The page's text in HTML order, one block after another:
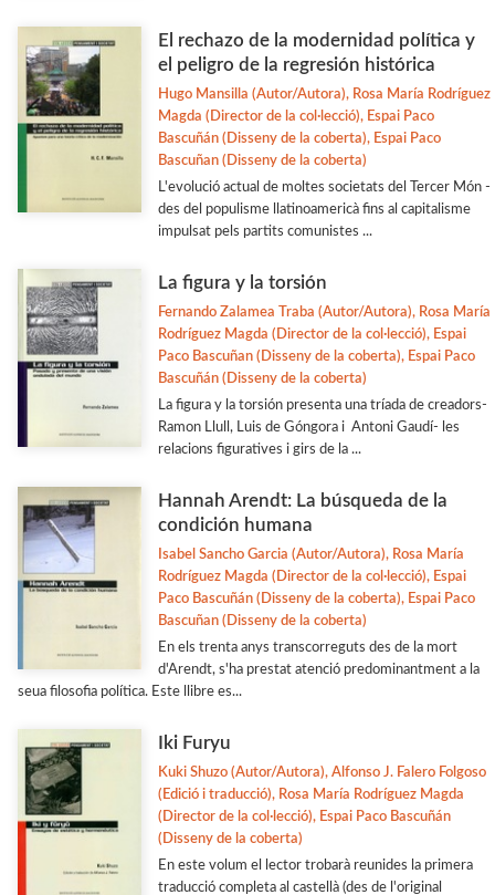
El rechazo de la modernidad política y
el peligro de la regresión histórica
Hugo Mansilla (Autor/Autora), Rosa María Rodríguez
Magda (Director de la col·lecció), Espai Paco
Bascuñán (Disseny de la coberta), Espai Paco
Bascuñan (Disseny de la coberta)
L'evolució actual de moltes societats del Tercer Món -
des del populisme llatinoamericà fins al capitalisme
impulsat pels partits comunistes ...
La figura y la torsión
Fernando Zalamea Traba (Autor/Autora), Rosa María
Rodríguez Magda (Director de la col·lecció), Espai
Paco Bascuñan (Disseny de la coberta), Espai Paco
Bascuñán (Disseny de la coberta)
La figura y la torsión presenta una tríada de creadors-
Ramon Llull, Luis de Góngora i Antoni Gaudí- les
relacions figuratives i girs de la ...
Hannah Arendt: La búsqueda de la
condición humana
Isabel Sancho Garcia (Autor/Autora), Rosa María
Rodríguez Magda (Director de la col·lecció), Espai
Paco Bascuñán (Disseny de la coberta), Espai Paco
Bascuñan (Disseny de la coberta)
En els trenta anys transcorreguts des de la mort
d'Arendt, s'ha prestat atenció predominantment a la
seua filosofia política. Este llibre es...
Iki Furyu
Kuki Shuzo (Autor/Autora), Alfonso J. Falero Folgoso
(Edició i traducció), Rosa María Rodríguez Magda
(Director de la col·lecció), Espai Paco Bascuñán
(Disseny de la coberta)
En este volum el lector trobarà reunides la primera
traducció completa al castellà (des de l'original